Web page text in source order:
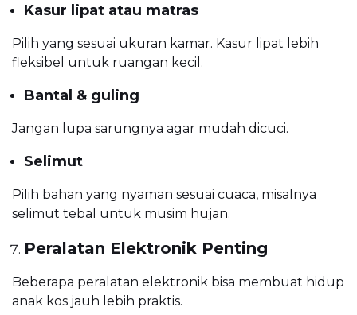
Kasur lipat atau matras
Pilih yang sesuai ukuran kamar. Kasur lipat lebih
fleksibel untuk ruangan kecil.
Bantal & guling
Jangan lupa sarungnya agar mudah dicuci.
Selimut
Pilih bahan yang nyaman sesuai cuaca, misalnya
selimut tebal untuk musim hujan.
Peralatan Elektronik Penting
Beberapa peralatan elektronik bisa membuat hidup
anak kos jauh lebih praktis.